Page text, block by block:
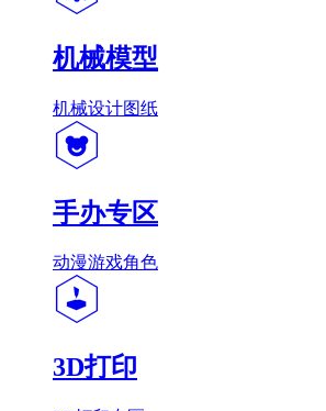
机械模型
机械设计图纸
手办专区
动漫游戏角色
3D打印